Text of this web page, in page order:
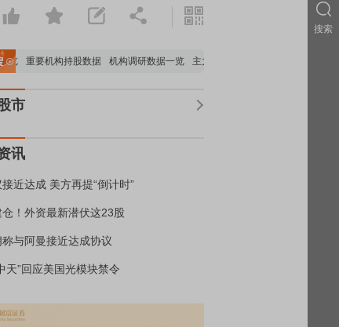
重要机构持股数据 机构调研数据一览 主力最新动向
市
讯
近达成 美方再提“倒计时”
仓！外资最新潜伏这23股
与阿曼接近达成协议
天”回应美国光模块禁令
搜索